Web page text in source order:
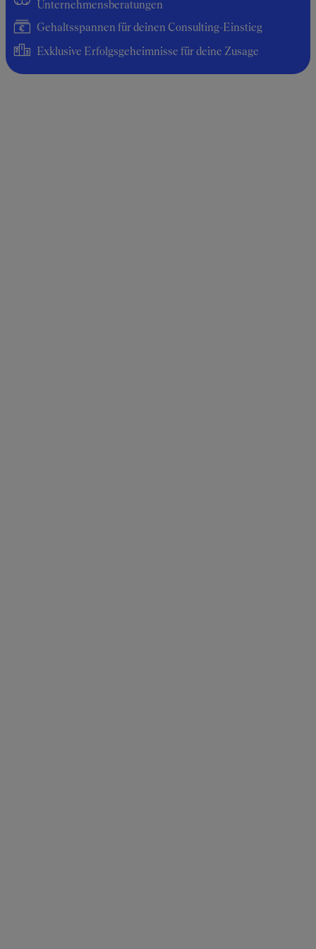
Unternehmensberatungen
Gehaltsspannen für deinen Consulting-Einstieg
Exklusive Erfolgsgeheimnisse für deine Zusage